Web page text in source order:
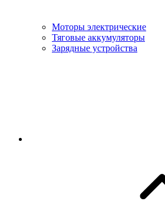
Моторы электрические
Тяговые аккумуляторы
Зарядные устройства